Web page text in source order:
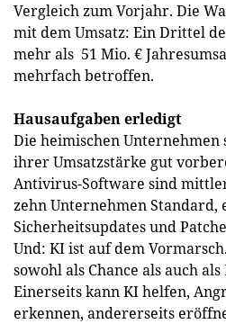
Vergleich zum Vorjahr. Die
mit dem Umsatz: Ein Drittel
mehr als 51 Mio. €
mehrfach betroffen.
Hausaufgaben erledigt
Die heimischen Unternehmen
ihrer Umsatzstärke gut
Antivirus-Software sind
zehn Unternehmen Standard,
Sicherheitsupdates und
Und: KI ist auf dem
sowohl als Chance als auch
Einerseits kann KI helfen,
erkennen, andererseits